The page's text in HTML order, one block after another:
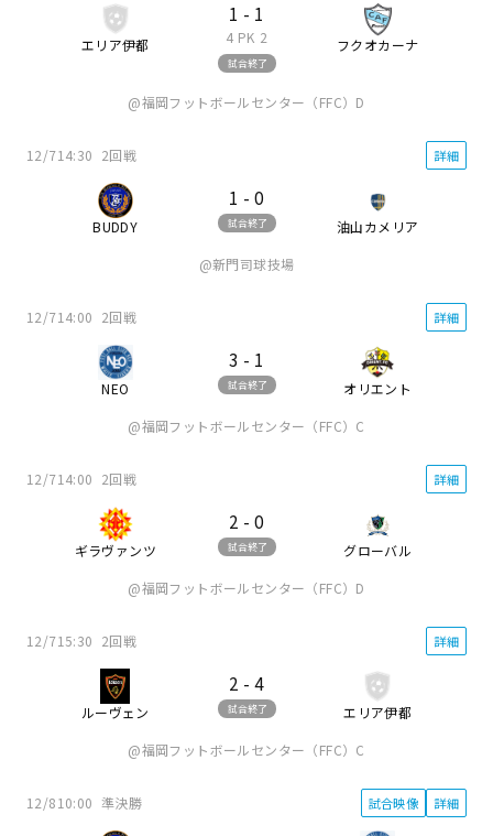
エリア伊都
1 - 1
4 PK 2
試合終了
フクオカーナ
福岡フットボールセンター（FFC）D
12/714:30 2回戦
BUDDY
1 - 0
試合終了 油山カメリア
詳細
新門司球技場
12/714:00 2回戦
NEO
3 - 1
試合終了 オリエント
詳細
福岡フットボールセンター（FFC）C
12/714:00 2回戦
ギラヴァンツ
2 - 0
試合終了 グローバル
詳細
福岡フットボールセンター（FFC）D
12/715:30 2回戦
ルーヴェン
2 - 4
試合終了 エリア伊都
詳細
福岡フットボールセンター（FFC）C
12/810:00 準決勝 試合映像 詳細